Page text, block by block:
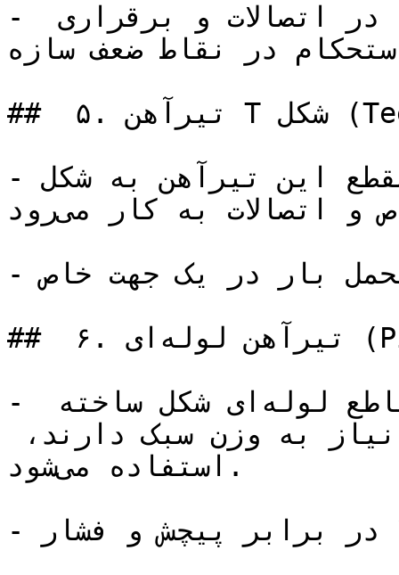
- ویژگی‌ها: مناسب برای استفاده در اتصالات و برقراری
در نقاط ضعف سازه.
##  ۵. تیرآهن T شکل (Tee Beam)
- توضیح: مقطع این تیرآهن به شکل T است و به طور
معمول در سازه‌های خاص و اتصالات به کار می‌رود.
- ویژگی‌ها: مناسب برای تحمل بار در یک جهت خاص.
##  ۶. تیرآهن لوله‌ای (Pipe Beam)
- توضیح: این تیرآهن از مقاطع لوله‌ای شکل ساخته
استفاده می‌شود.
- ویژگی‌ها: مقاومت بالا در برابر پیچش و فشار.